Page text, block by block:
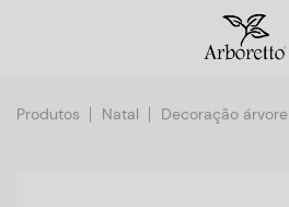
Produtos Natal Decoração árvore